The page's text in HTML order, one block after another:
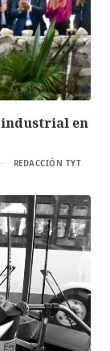
en
REDACCIÓN TYT